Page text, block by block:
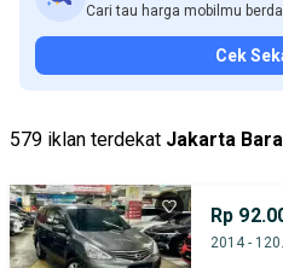
Cari tau harga mobilmu
Cek
579 iklan terdekat Jakarta
Rp
2014 -